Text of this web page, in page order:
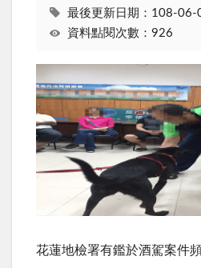
最後更新日期：108-06-
資料點閱次數：926
花蓮地檢署有鑑於酒駕案件